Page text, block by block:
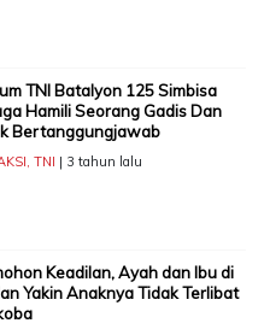
TNI Batalyon 125 Simbisa
Hamili Seorang Gadis Dan
Bertanggungjawab
, TNI | 3 tahun lalu
Keadilan, Ayah dan Ibu di
Yakin Anaknya Tidak Terlibat